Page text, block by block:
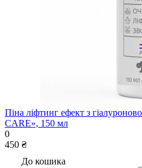
Піна ліфтинг ефект з
CARE», 150 мл
0
450 ₴
До кошика